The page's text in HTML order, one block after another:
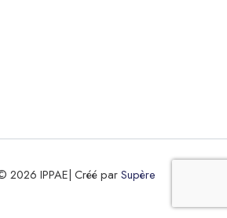
2026 IPPAE| Créé parSupère